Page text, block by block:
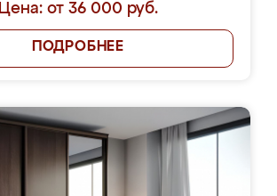
Цена: от 36 000 руб.
ПОДРОБНЕЕ